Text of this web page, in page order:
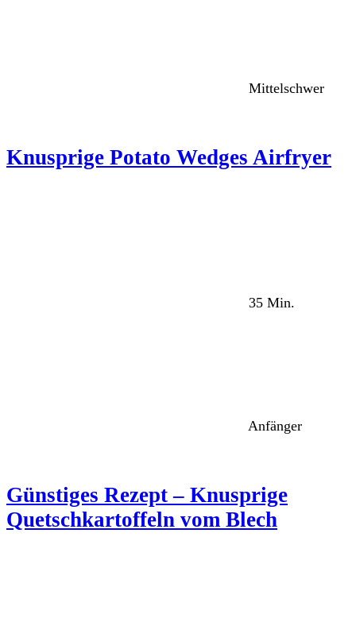
Mittelschwer
Knusprige Potato Wedges Airfryer
35 Min.
Anfänger
Günstiges Rezept – Knusprige
Quetschkartoffeln vom Blech